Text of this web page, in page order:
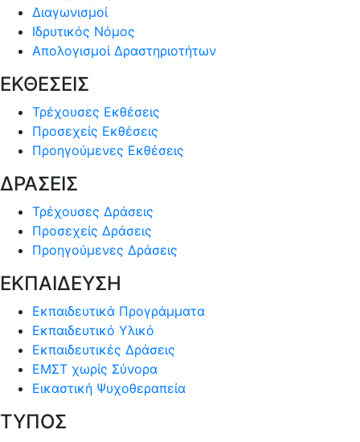
Διαγωνισμοί
Ιδρυτικός Νόμος
Απολογισμοί Δραστηριοτήτων
ΕΚΘΕΣΕΙΣ
Τρέχουσες Εκθέσεις
Προσεχείς Εκθέσεις
Προηγούμενες Εκθέσεις
ΔΡΑΣΕΙΣ
Τρέχουσες Δράσεις
Προσεχείς Δράσεις
Προηγούμενες Δράσεις
ΕΚΠΑΙΔΕΥΣΗ
Εκπαιδευτικά Προγράμματα
Εκπαιδευτικό Υλικό
Εκπαιδευτικές Δράσεις
ΕΜΣΤ χωρίς Σύνορα
Εικαστική Ψυχοθεραπεία
ΤΥΠΟΣ